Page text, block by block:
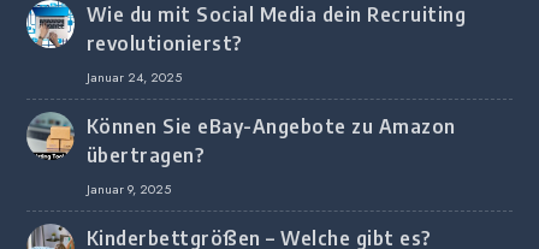
Wie du mit Social Media dein Recruiting
revolutionierst?
Januar 24, 2025
Können Sie eBay-Angebote zu Amazon
übertragen?
Januar 9, 2025
Kinderbettgrößen – Welche gibt es?